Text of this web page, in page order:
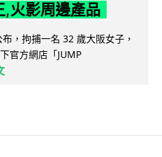
,火影周邊產品
，拘捕一名 32 歲大阪女子，
官方網店「JUMP